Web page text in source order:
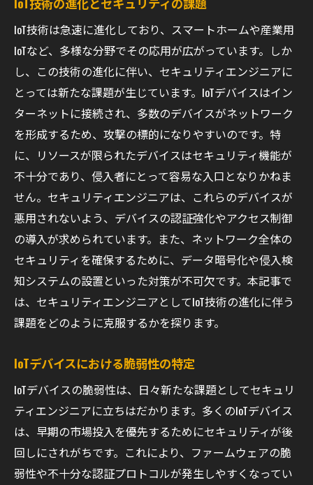
IoT技術は急速に進化しており、スマートホームや産業用
IoTなど、多様な分野でその応用が広がっています。しか
し、この技術の進化に伴い、セキュリティエンジニアに
とっては新たな課題が生じています。IoTデバイスはイン
ターネットに接続され、多数のデバイスがネットワーク
を形成するため、攻撃の標的になりやすいのです。特
に、リソースが限られたデバイスはセキュリティ機能が
不十分であり、侵入者にとって容易な入口となりかねま
せん。セキュリティエンジニアは、これらのデバイスが
悪用されないよう、デバイスの認証強化やアクセス制御
の導入が求められています。また、ネットワーク全体の
セキュリティを確保するために、データ暗号化や侵入検
知システムの設置といった対策が不可欠です。本記事で
は、セキュリティエンジニアとしてIoT技術の進化に伴う
課題をどのように克服するかを探ります。
IoTデバイスにおける脆弱性の特定
IoTデバイスの脆弱性は、日々新たな課題としてセキュリ
ティエンジニアに立ちはだかります。多くのIoTデバイス
は、早期の市場投入を優先するためにセキュリティが後
回しにされがちです。これにより、ファームウェアの脆
弱性や不十分な認証プロトコルが発生しやすくなってい